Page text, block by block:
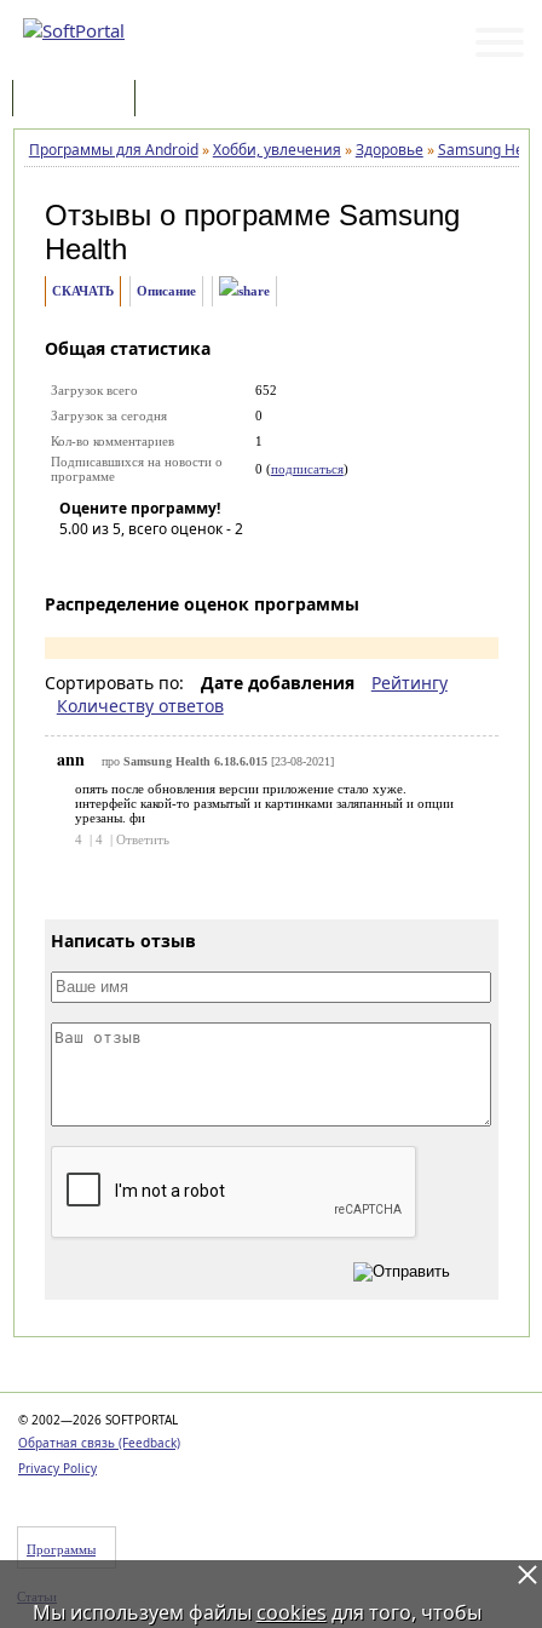
Программы для Android»Хобби, увлечения »Здоровье»Samsung
Отзывы о программе Samsung
Health
СКАЧАТЬ Описание
Общая статистика
Загрузок всего
652
Загрузок за сегодня
0
Кол-во комментариев
1
Подписавшихся на новости о
программе
0 (подписаться)
Оцените программу!
5.00из 5, всего оценок -2
Распределение оценок программы
Сортировать по: Дате добавления
Рейтингу
Количеству ответов
ann про Samsung Health 6.18.6.015[23-08-2021]
опять после обновления версии приложение стало хуже.
интерфейс какой-то размытый и картинками заляпанный и опции
урезаны. фи
4 | 4 | Ответить
Написать отзыв
© 2002—2026 SOFTPORTAL
Обратная связь (Feedback)
Privacy Policy
Программы
Статьи
Мы используем файлы cookiesдля того, чтобы